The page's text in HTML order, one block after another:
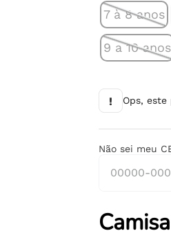
7 à 8 anos
9 a 10 anos
! Ops,
Não sei meu